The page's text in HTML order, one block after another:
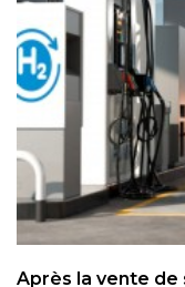
Après la vente de